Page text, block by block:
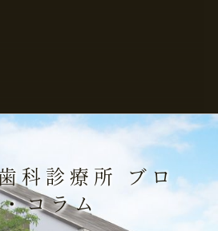
科診療所 ブロ
コラム